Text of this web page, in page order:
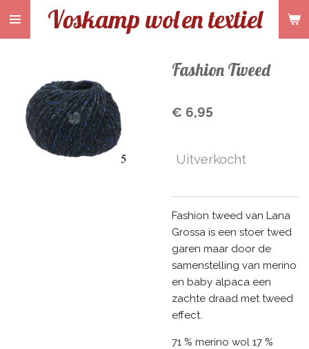
Ga
hoofdinhoud
Voskamp wolen textiel
Fashion Tweed
€ 6,95
Uitverkocht
Fashion tweed van Lana
Grossa is een stoer twed
garen maar door de
samenstelling van merino
en baby alpaca een
zachte draad met tweed
effect.
71 % merino wol 17 %